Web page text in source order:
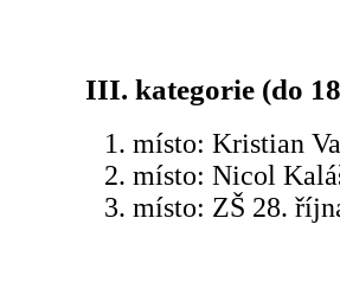
III. kategorie (do
místo: Kristian
místo: Nicol
místo: ZŠ 28.